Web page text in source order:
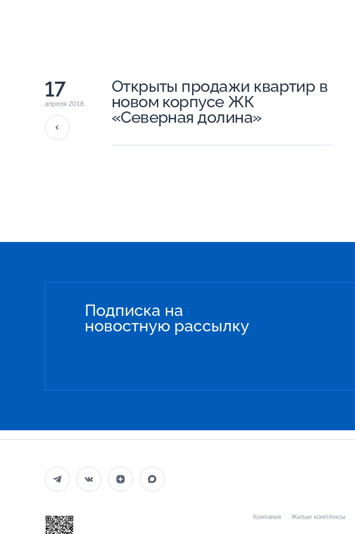
17
апреля 2018
Открыты продажи квартир в
новом корпусе ЖК
«Северная долина»
Подписка на
новостную рассылку
Компания Жилые комплексы